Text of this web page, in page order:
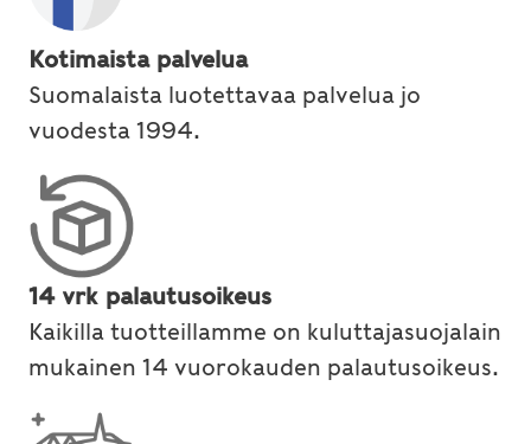
Kotimaista palvelua
Suomalaista luotettavaa palvelua jo
vuodesta 1994.
14 vrk palautusoikeus
Kaikilla tuotteillamme on kuluttajasuojalain
mukainen 14 vuorokauden palautusoikeus.